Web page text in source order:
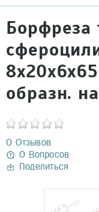
Борфреза
образн.
0 Отзывов
0 Вопросов
Поделиться